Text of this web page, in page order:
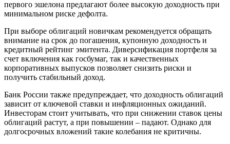
первого эшелона предлагают более высокую доходность при
минимальном риске дефолта.
При выборе облигаций новичкам рекомендуется обращать
внимание на срок до погашения, купонную доходность и
кредитный рейтинг эмитента. Диверсификация портфеля за
счет включения как госбумаг, так и качественных
корпоративных выпусков позволяет снизить риски и
получить стабильный доход.
Банк России также предупреждает, что доходность облигаций
зависит от ключевой ставки и инфляционных ожиданий.
Инвесторам стоит учитывать, что при снижении ставок цены
облигаций растут, а при повышении – падают. Однако для
долгосрочных вложений такие колебания не критичны.